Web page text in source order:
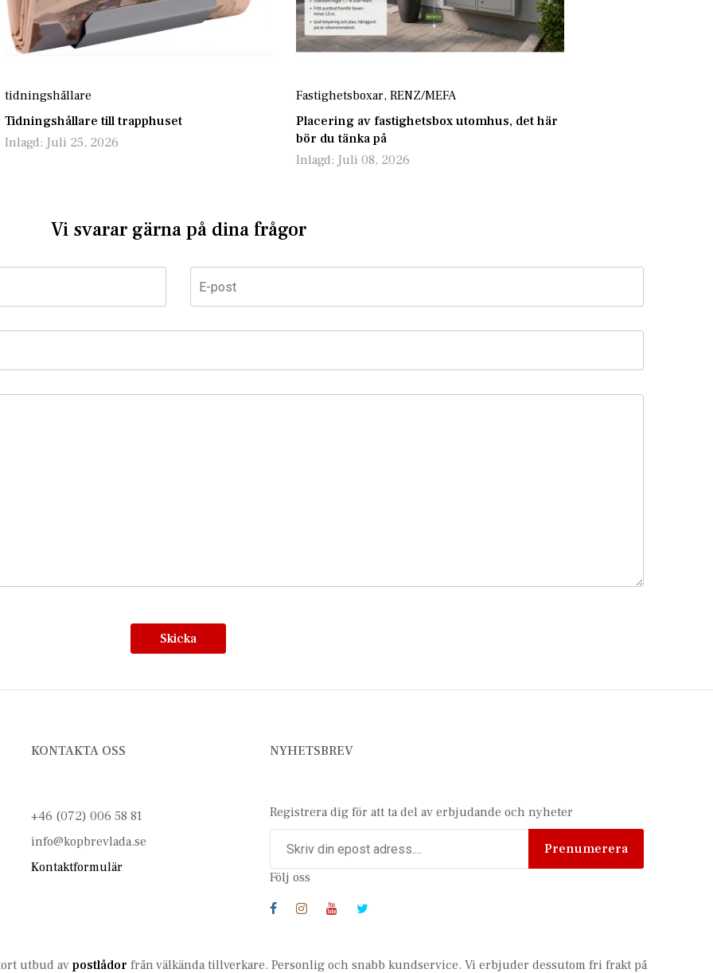
tidningshållare
Tidningshållare till trapphuset
Inlagd: Juli 25, 2026
Fastighetsboxar,RENZ/MEFA
Placering av fastighetsbox utomhus, det här
bör du tänka på
Inlagd: Juli 08, 2026
Vi svarar gärna på dina frågor
Skicka
KONTAKTA OSS
+46 (072) 006 58 81
info@kopbrevlada.se
Kontaktformulär
NYHETSBREV
Registrera dig för att ta del av erbjudande och nyheter
Prenumerera
Följ oss
utbud av postlådor från välkända tillverkare. Personlig och snabb kundservice. Vi erbjuder dessutom fri frakt på